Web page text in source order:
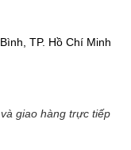
TP. Hồ Chí Minh
giao hàng trực tiếp